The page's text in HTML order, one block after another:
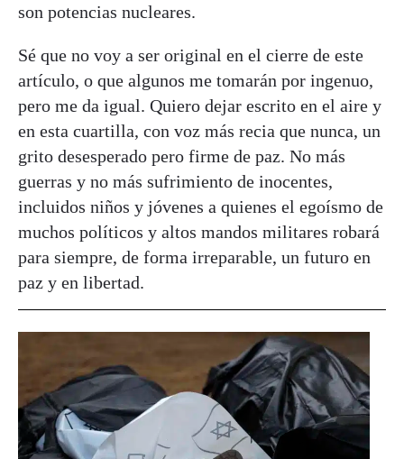
son potencias nucleares.
Sé que no voy a ser original en el cierre de este
artículo, o que algunos me tomarán por ingenuo,
pero me da igual. Quiero dejar escrito en el aire y
en esta cuartilla, con voz más recia que nunca, un
grito desesperado pero firme de paz. No más
guerras y no más sufrimiento de inocentes,
incluidos niños y jóvenes a quienes el egoísmo de
muchos políticos y altos mandos militares robará
para siempre, de forma irreparable, un futuro en
paz y en libertad.